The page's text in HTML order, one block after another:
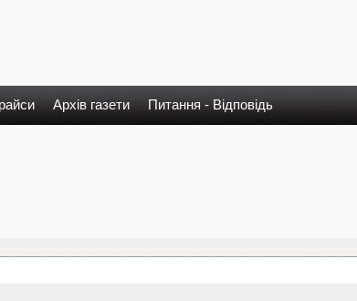
Архів газети Питання - Відповідь